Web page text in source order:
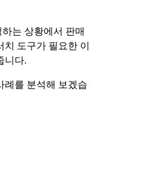
는 상황에서 판매
도구가 필요한 이
니다.
례를 분석해 보겠습